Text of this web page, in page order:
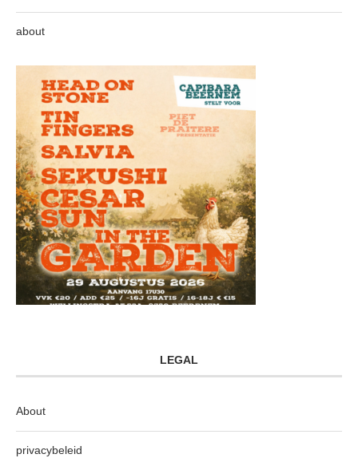
about
LEGAL
About
privacybeleid